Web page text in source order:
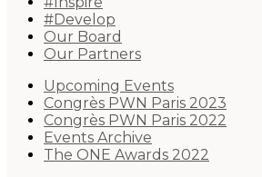
#Develop
Our Board
Our Partners
Upcoming Events
Congrès PWN Paris 2023
Congrès PWN Paris 2022
Events Archive
The ONE Awards 2022